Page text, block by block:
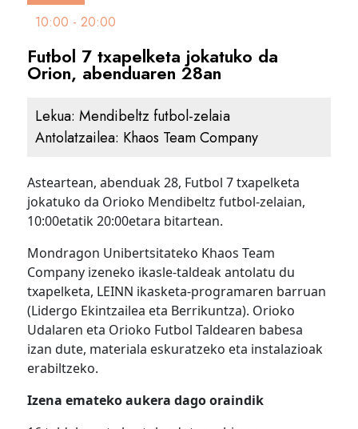
10:00 - 20:00
Futbol 7 txapelketa jokatuko da
Orion, abenduaren 28an
Lekua:Mendibeltz futbol-zelaia
Antolatzailea: Khaos Team Company
Asteartean, abenduak 28, Futbol 7 txapelketa
jokatuko da Orioko Mendibeltz futbol-zelaian,
10:00etatik 20:00etara bitartean.
Mondragon Unibertsitateko Khaos Team
Company izeneko ikasle-taldeak antolatu du
txapelketa, LEINN ikasketa-programaren barruan
(Lidergo Ekintzailea eta Berrikuntza). Orioko
Udalaren eta Orioko Futbol Taldearen babesa
izan dute, materiala eskuratzeko eta instalazioak
erabiltzeko.
Izena emateko aukera dago oraindik